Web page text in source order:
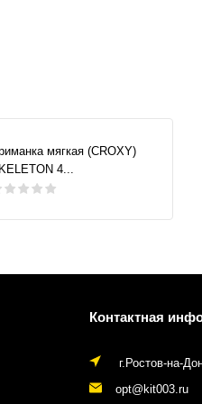
мягкая (CROXY)
4...
Контактная
г.Ростов-на-
opt@kit003.ru